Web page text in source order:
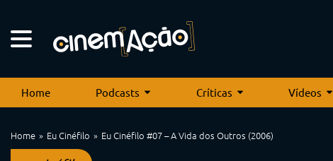
Home Podcasts Críticas Vídeos
Home Eu Cinéfilo Eu Cinéfilo #07 – A Vida dos Outros (2006)